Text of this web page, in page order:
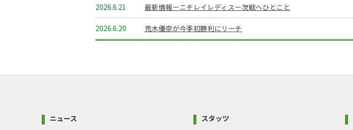
2026.6.21 最新情報ーニチレイレディスー次戦へひとこと
2026.6.20 荒木優奈が今季初勝利にリーチ
ニュース
スタッツ